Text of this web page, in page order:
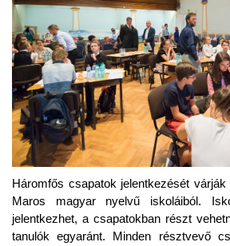
Háromfős csapatok jelentkezését
Maros magyar nyelvű iskoláiból.
jelentkezhet, a csapatokban részt
tanulók egyaránt. Minden résztvevő